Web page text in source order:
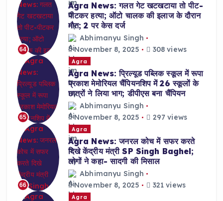
64
Agra News: गलत गेट खटखटाया तो पीट-
पीटकर हत्या; ऑटो चालक की इलाज के दौरान
मौत; 2 पर केस दर्ज
Abhimanyu Singh
November 8, 2025
308 views
65
Agra
Agra News: प्रिल्यूड पब्लिक स्कूल में रूपा
प्रकाश मेमोरियल चैंपियनशिप में 26 स्कूलों के
छात्रों ने लिया भाग; डीपीएस बना चैंपियन
Abhimanyu Singh
November 8, 2025
297 views
66
Agra
Agra News: जनरल कोच में सफर करते
दिखे केंद्रीय मंत्री SP Singh Baghel;
लोगों ने कहा- सादगी की मिसाल
Abhimanyu Singh
November 8, 2025
321 views
Agra